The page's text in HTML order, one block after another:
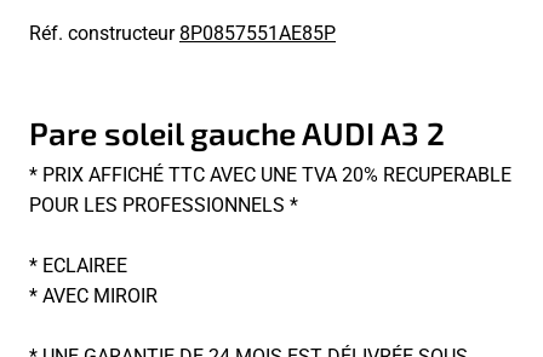
Réf. constructeur8P0857551AE85P
Pare soleil gauche AUDI A3 2
* PRIX AFFICHÉ TTC AVEC UNE TVA 20% RECUPERABLE
POUR LES PROFESSIONNELS *
* ECLAIREE
* AVEC MIROIR